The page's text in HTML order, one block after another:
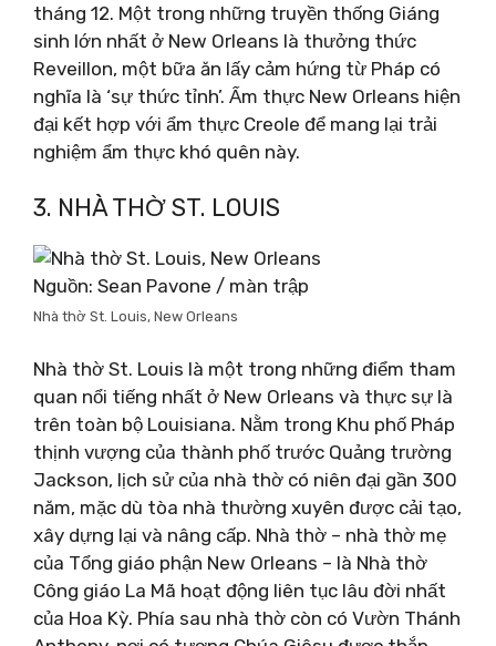
tháng 12. Một trong những truyền thống Giáng
sinh lớn nhất ở New Orleans là thưởng thức
Reveillon, một bữa ăn lấy cảm hứng từ Pháp có
nghĩa là ‘sự thức tỉnh’. Ẩm thực New Orleans hiện
đại kết hợp với ẩm thực Creole để mang lại trải
nghiệm ẩm thực khó quên này.
3. NHÀ THỜ ST. LOUIS
Nguồn: Sean Pavone / màn trập
Nhà thờ St. Louis, New Orleans
Nhà thờ St. Louis là một trong những điểm tham
quan nổi tiếng nhất ở New Orleans và thực sự là
trên toàn bộ Louisiana. Nằm trong Khu phố Pháp
thịnh vượng của thành phố trước Quảng trường
Jackson, lịch sử của nhà thờ có niên đại gần 300
năm, mặc dù tòa nhà thường xuyên được cải tạo,
xây dựng lại và nâng cấp. Nhà thờ – nhà thờ mẹ
của Tổng giáo phận New Orleans – là Nhà thờ
Công giáo La Mã hoạt động liên tục lâu đời nhất
của Hoa Kỳ. Phía sau nhà thờ còn có Vườn Thánh